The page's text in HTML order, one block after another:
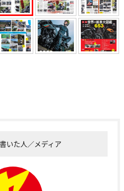
いた人／メディア